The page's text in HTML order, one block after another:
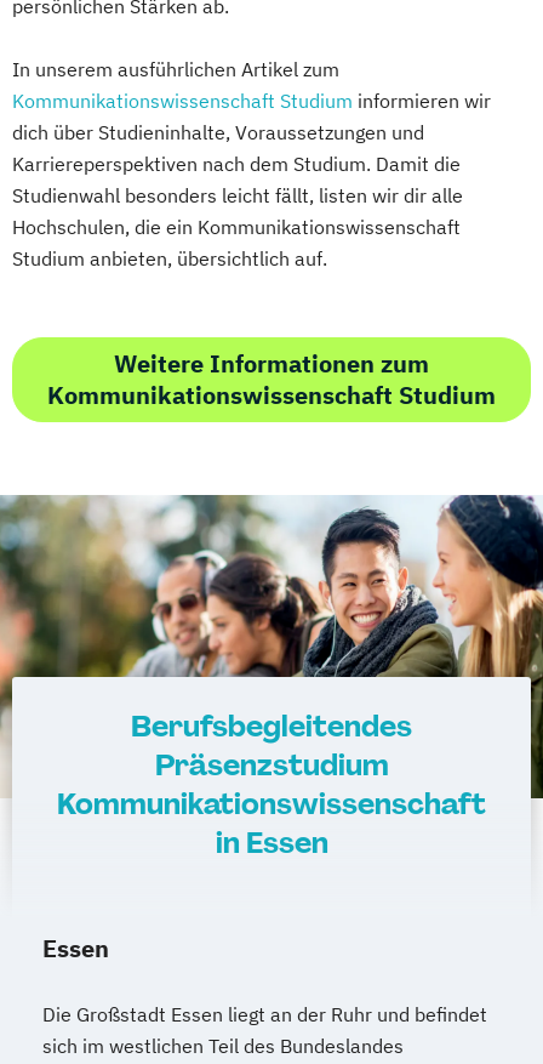
persönlichen Stärken ab.
In unserem ausführlichen Artikel zum
Kommunikationswissenschaft Studium informieren wir
dich über Studieninhalte, Voraussetzungen und
Karriereperspektiven nach dem Studium. Damit die
Studienwahl besonders leicht fällt, listen wir dir alle
Hochschulen, die ein Kommunikationswissenschaft
Studium anbieten, übersichtlich auf.
Weitere Informationen zum
Kommunikationswissenschaft Studium
Berufsbegleitendes
Präsenzstudium
Kommunikationswissenschaft
in Essen
Essen
Die Großstadt Essen liegt an der Ruhr und befindet
sich im westlichen Teil des Bundeslandes